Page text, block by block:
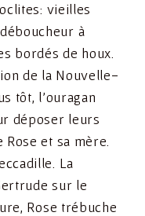
vieilles
à
bordés de houx.
de la Nouvelle-
tôt, l’ouragan
déposer leurs
et sa mère.
La
sur le
Rose trébuche